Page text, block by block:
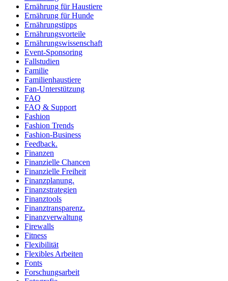
Ernährung für Haustiere
Ernährung für Hunde
Ernährungstipps
Ernährungsvorteile
Ernährungswissenschaft
Event-Sponsoring
Fallstudien
Familie
Familienhaustiere
Fan-Unterstützung
FAQ
FAQ & Support
Fashion
Fashion Trends
Fashion-Business
Feedback.
Finanzen
Finanzielle Chancen
Finanzielle Freiheit
Finanzplanung.
Finanzstrategien
Finanztools
Finanztransparenz.
Finanzverwaltung
Firewalls
Fitness
Flexibilität
Flexibles Arbeiten
Fonts
Forschungsarbeit